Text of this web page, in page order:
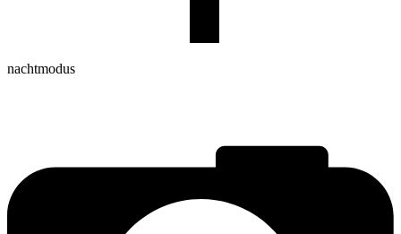
nachtmodus